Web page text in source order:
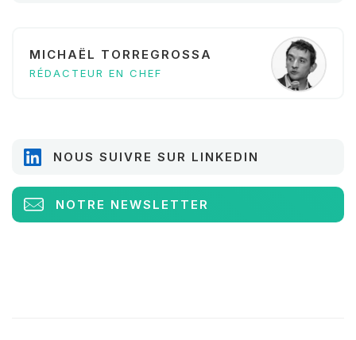
MICHAËL TORREGROSSA
RÉDACTEUR EN CHEF
NOUS SUIVRE SUR LINKEDIN
NOTRE NEWSLETTER